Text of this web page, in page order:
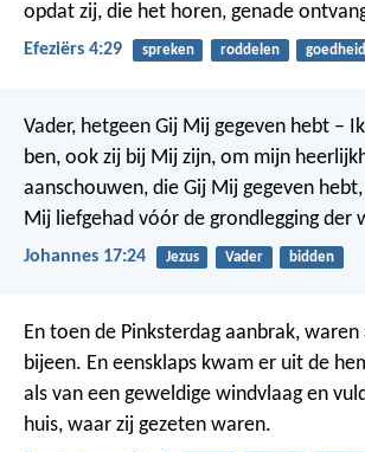
opdat zij, die het horen, genade
Efeziërs 4:29 spreken roddelen goedheid
Vader, hetgeen Gij Mij gegeven hebt –
ben, ook zij bij Mij zijn, om mijn
aanschouwen, die Gij Mij gegeven
Mij liefgehad vóór de grondlegging der
Johannes 17:24 Jezus Vader bidden
En toen de Pinksterdag aanbrak,
bijeen. En eensklaps kwam er uit de
als van een geweldige windvlaag en
huis, waar zij gezeten waren.